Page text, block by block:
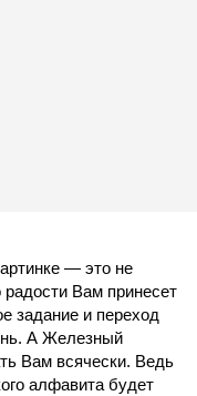
— это не
радости Вам принесет
задание и переход
А Железный
Вам всячески. Ведь
алфавита будет